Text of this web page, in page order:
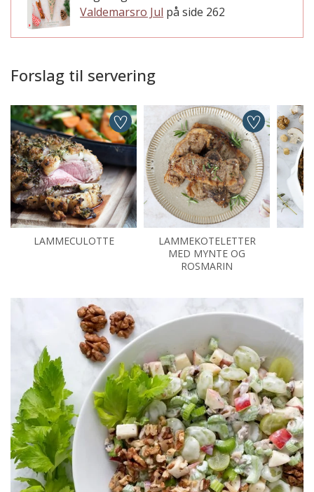
Valdemarsro Jul på side 262
Forslag til servering
LAMMECULOTTE
LAMMEKOTELETTER
MED MYNTE OG
ROSMARIN